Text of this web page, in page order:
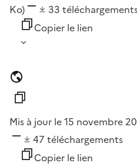
Ko)
33
Copier le lien
Mis à jour le 15 novembre
47 téléchargements
Copier le lien